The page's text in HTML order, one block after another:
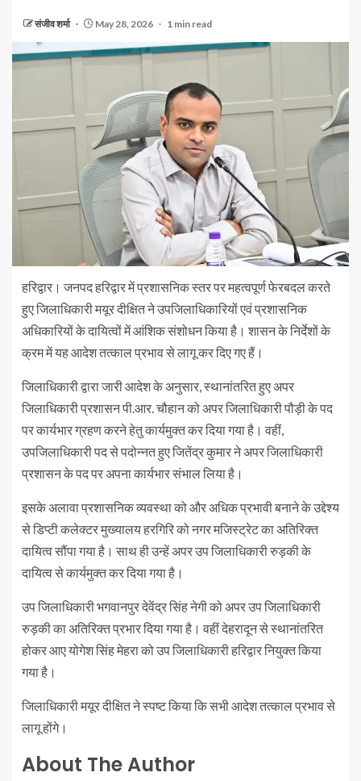
संजीव शर्मा May 28, 2026 1 min read
हरिद्वार। जनपद हरिद्वार में प्रशासनिक स्तर पर महत्वपूर्ण फेरबदल करते
हुए जिलाधिकारी मयूर दीक्षित ने उपजिलाधिकारियों एवं प्रशासनिक
अधिकारियों के दायित्वों में आंशिक संशोधन किया है। शासन के निर्देशों के
क्रम में यह आदेश तत्काल प्रभाव से लागू कर दिए गए हैं।
जिलाधिकारी द्वारा जारी आदेश के अनुसार, स्थानांतरित हुए अपर
जिलाधिकारी प्रशासन पी.आर. चौहान को अपर जिलाधिकारी पौड़ी के पद
पर कार्यभार ग्रहण करने हेतु कार्यमुक्त कर दिया गया है। वहीं,
उपजिलाधिकारी पद से पदोन्नत हुए जितेंद्र कुमार ने अपर जिलाधिकारी
प्रशासन के पद पर अपना कार्यभार संभाल लिया है।
इसके अलावा प्रशासनिक व्यवस्था को और अधिक प्रभावी बनाने के उद्देश्य
से डिप्टी कलेक्टर मुख्यालय हरगिरि को नगर मजिस्ट्रेट का अतिरिक्त
दायित्व सौंपा गया है। साथ ही उन्हें अपर उप जिलाधिकारी रुड़की के
दायित्व से कार्यमुक्त कर दिया गया है।
उप जिलाधिकारी भगवानपुर देवेंद्र सिंह नेगी को अपर उप जिलाधिकारी
रुड़की का अतिरिक्त प्रभार दिया गया है। वहीं देहरादून से स्थानांतरित
होकर आए योगेश सिंह मेहरा को उप जिलाधिकारी हरिद्वार नियुक्त किया
गया है।
जिलाधिकारी मयूर दीक्षित ने स्पष्ट किया कि सभी आदेश तत्काल प्रभाव से
लागू होंगे।
About The Author